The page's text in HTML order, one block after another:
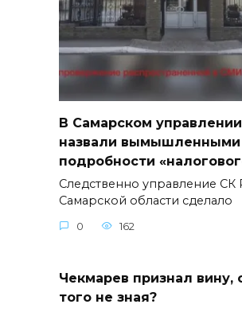
В Самарском
назвали вымышленными
подробности
Следственно управление СК
Самарской области сделало
0 162
Чекмарев признал вину,
того не зная?